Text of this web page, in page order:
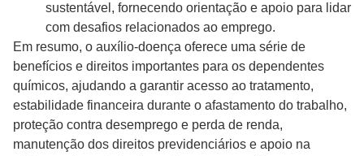
sustentável, fornecendo orientação e apoio para lidar
com desafios relacionados ao emprego.
Em resumo, o auxílio-doença oferece uma série de
benefícios e direitos importantes para os dependentes
químicos, ajudando a garantir acesso ao tratamento,
estabilidade financeira durante o afastamento do trabalho,
proteção contra desemprego e perda de renda,
manutenção dos direitos previdenciários e apoio na